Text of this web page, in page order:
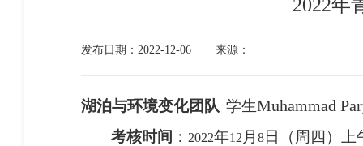
2022年
发布日期：2022-12-06 来源：
湖泊与环境变化团队 学生Muhammad
考核时间 ： 2022年12 月8 日（周 四 ）